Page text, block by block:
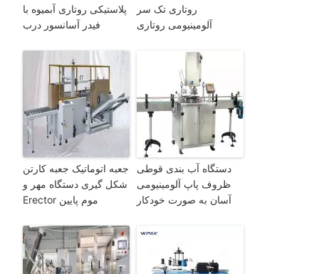
روتاری تک سر
آلومینیومی روتاری
پلاستیکی روتاری آبمیوه با
فیدر آسانسور درب
دستگاه آب بندی قوطی
ظروف پاپ آلومینیومی
آسان به صورت خودکار
جعبه اتوماتیک جعبه کارتن
شکل گیری دستگاه مهر و
موم پایین Erector